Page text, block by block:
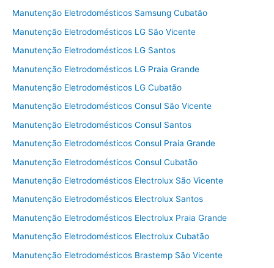
Manutenção Eletrodomésticos Samsung Cubatão
Manutenção Eletrodomésticos LG São Vicente
Manutenção Eletrodomésticos LG Santos
Manutenção Eletrodomésticos LG Praia Grande
Manutenção Eletrodomésticos LG Cubatão
Manutenção Eletrodomésticos Consul São Vicente
Manutenção Eletrodomésticos Consul Santos
Manutenção Eletrodomésticos Consul Praia Grande
Manutenção Eletrodomésticos Consul Cubatão
Manutenção Eletrodomésticos Electrolux São Vicente
Manutenção Eletrodomésticos Electrolux Santos
Manutenção Eletrodomésticos Electrolux Praia Grande
Manutenção Eletrodomésticos Electrolux Cubatão
Manutenção Eletrodomésticos Brastemp São Vicente